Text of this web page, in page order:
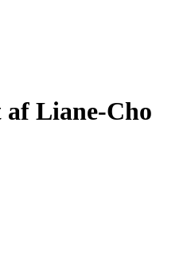
Liane-Cho